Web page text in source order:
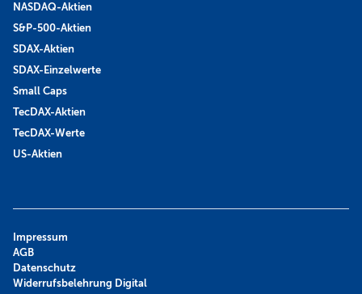
NASDAQ-Aktien
S&P-500-Aktien
SDAX-Aktien
SDAX-Einzelwerte
Small Caps
TecDAX-Aktien
TecDAX-Werte
US-Aktien
Impressum
AGB
Datenschutz
Widerrufsbelehrung Digital